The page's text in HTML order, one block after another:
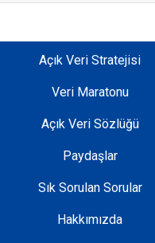
Açık Veri Stratejisi
Veri Maratonu
Açık Veri Sözlüğü
Paydaşlar
Sık Sorulan Sorular
Hakkımızda